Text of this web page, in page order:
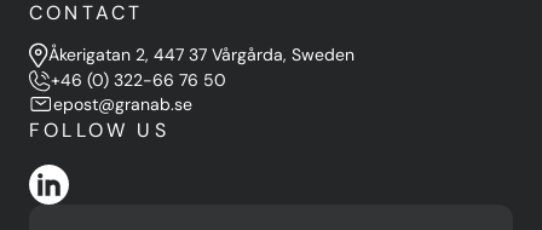
CONTACT
Åkerigatan 2, 447 37 Vårgårda, Sweden
+46 (0) 322-66 76 50
epost@granab.se
FOLLOW US